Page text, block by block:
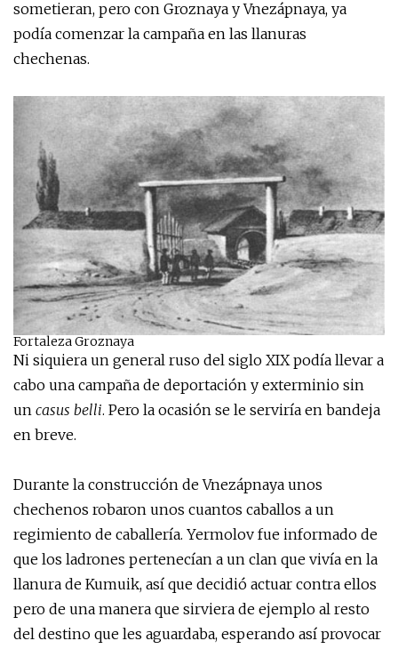
sometieran, pero con Groznaya y Vnezápnaya, ya
podía comenzar la campaña en las llanuras
chechenas.
Fortaleza Groznaya
Ni siquiera un general ruso del siglo XIX podía llevar a
cabo una campaña de deportación y exterminio sin
un casus belli. Pero la ocasión se le serviría en bandeja
en breve.
Durante la construcción de Vnezápnaya unos
chechenos robaron unos cuantos caballos a un
regimiento de caballería. Yermolov fue informado de
que los ladrones pertenecían a un clan que vivía en la
llanura de Kumuik, así que decidió actuar contra ellos
pero de una manera que sirviera de ejemplo al resto
del destino que les aguardaba, esperando así provocar